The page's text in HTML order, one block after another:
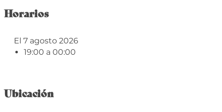
Horarios
El 7 agosto 2026
19:00 a 00:00
Ubicación